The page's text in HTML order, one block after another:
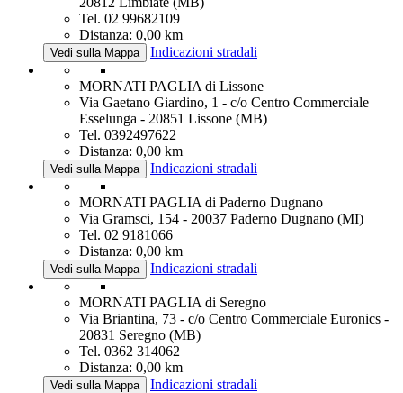
Tel. 02 99682109
Distanza: 0,00 km
Vedi sulla Mappa Indicazioni stradali
MORNATI PAGLIA di Lissone
Via Gaetano Giardino, 1 - c/o Centro Commerciale
Esselunga - 20851 Lissone (MB)
Tel. 0392497622
Distanza: 0,00 km
Vedi sulla Mappa Indicazioni stradali
MORNATI PAGLIA di Paderno Dugnano
Via Gramsci, 154 - 20037 Paderno Dugnano (MI)
Tel. 02 9181066
Distanza: 0,00 km
Vedi sulla Mappa Indicazioni stradali
MORNATI PAGLIA di Seregno
Via Briantina, 73 - c/o Centro Commerciale Euronics -
20831 Seregno (MB)
Tel. 0362 314062
Distanza: 0,00 km
Vedi sulla Mappa Indicazioni stradali